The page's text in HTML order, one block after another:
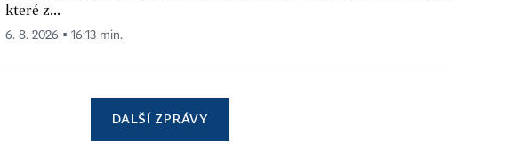
které z...
6. 8. 2026 ▪ 16:13 min.
DALŠÍ ZPRÁVY